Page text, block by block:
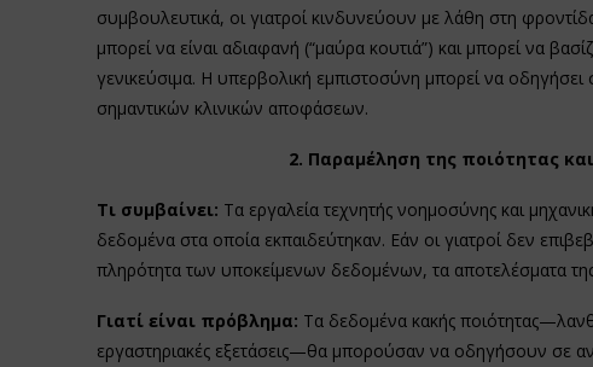
συμβουλευτικά, οι γιατροί κινδυνεύουν με λάθη στη
μπορεί να είναι αδιαφανή (“μαύρα κουτιά”) και μπορεί να
γενικεύσιμα. Η υπερβολική εμπιστοσύνη μπορεί να
σημαντικών κλινικών αποφάσεων.
2. Παραμέληση της ποιότητας
Τι συμβαίνει: Τα εργαλεία τεχνητής νοημοσύνης και
δεδομένα στα οποία εκπαιδεύτηκαν. Εάν οι γιατροί δεν
πληρότητα των υποκείμενων δεδομένων, τα αποτελέσματα
Γιατί είναι πρόβλημα: Τα δεδομένα κακής
εργαστηριακές εξετάσεις—θα μπορούσαν να οδηγήσουν σε